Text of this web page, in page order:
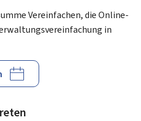
Vereinfachen, die Online-
in